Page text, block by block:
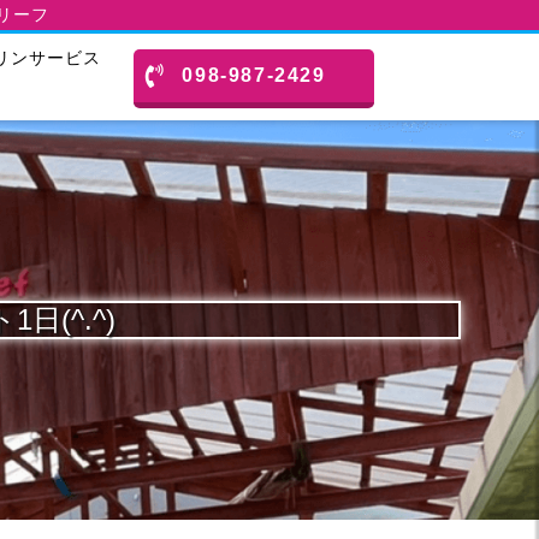
ーフ
ンサービス
098-987-2429
1日(^.^)